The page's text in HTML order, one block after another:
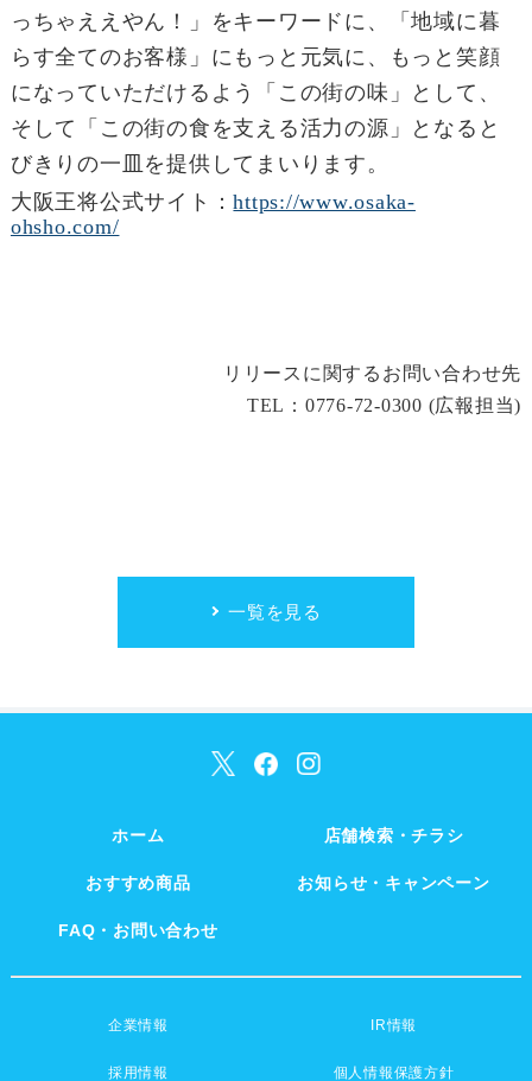
っちゃええやん！」をキーワードに、「地域に暮
らす全てのお客様」にもっと元気に、もっと笑顔
になっていただけるよう「この街の味」として、
そして「この街の食を支える活力の源」となると
びきりの一皿を提供してまいります。
大阪王将公式サイト：https://www.osaka-
ohsho.com/
リリースに関するお問い合わせ先
TEL：0776-72-0300 (広報担当)
一覧を見る
ホーム 店舗検索・チラシ
おすすめ商品 お知らせ・キャンペーン
FAQ・お問い合わせ
企業情報 IR情報
採用情報 個人情報保護方針